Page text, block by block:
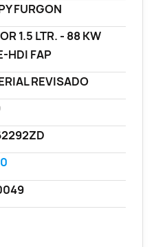
FURGON
1.5 LTR. - 88 KW
HDI FAP
REVISADO